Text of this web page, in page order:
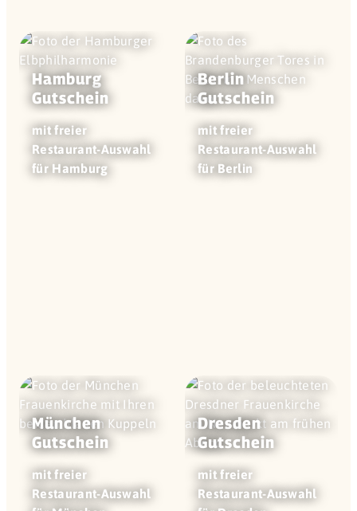
Hamburg
Gutschein
mit freier
Restaurant-Auswahl
für Hamburg
Berlin
Gutschein
mit freier
Restaurant-Auswahl
für Berlin
München
Gutschein
mit freier
Restaurant-Auswahl
Dresden
Gutschein
mit freier
Restaurant-Auswahl